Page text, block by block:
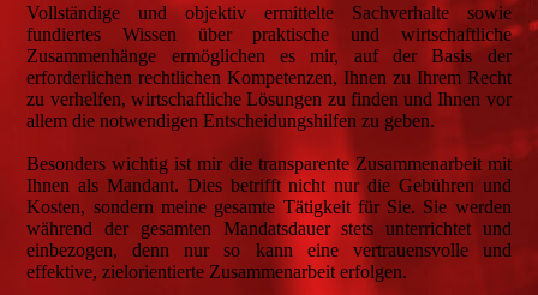
Vollständige und objektiv ermittelte Sachverhalte sowie
fundiertes Wissen über praktische und wirtschaftliche
Zusammenhänge ermöglichen es mir, auf der Basis der
erforderlichen rechtlichen Kompetenzen, Ihnen zu Ihrem Recht
zu verhelfen, wirtschaftliche Lösungen zu finden und Ihnen vor
allem die notwendigen Entscheidungshilfen zu geben.
Besonders wichtig ist mir die transparente Zusammenarbeit mit
Ihnen als Mandant. Dies betrifft nicht nur die Gebühren und
Kosten, sondern meine gesamte Tätigkeit für Sie. Sie werden
während der gesamten Mandatsdauer stets unterrichtet und
einbezogen, denn nur so kann eine vertrauensvolle und
effektive, zielorientierte Zusammenarbeit erfolgen.